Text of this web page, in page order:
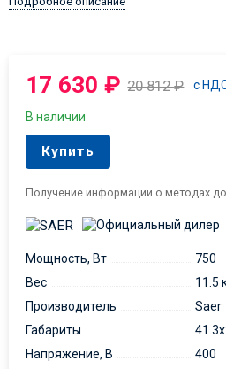
17 630₽ 20 812₽ с
В наличии
Купить
Получение информации о методах
Мощность, Вт
750
Вес
11.5
Производитель
Saer
Габариты
Напряжение, В
400